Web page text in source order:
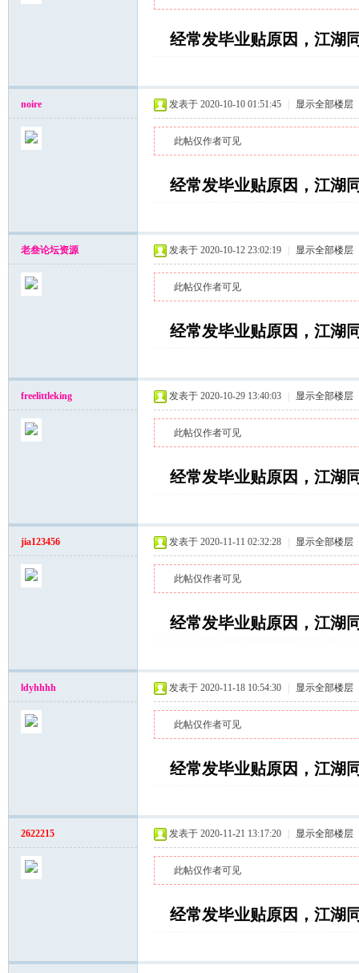
江
论
经常发毕业贴原因，江湖
noire 发表于 2020-10-10 01:51:45 显示全部楼层
此帖仅作者可见
经常发毕业贴原因，江湖
老叁论坛资源 发表于 2020-10-12 23:02:19 显示全部楼层
此帖仅作者可见
经常发毕业贴原因，江湖
freelittleking 发表于 2020-10-29 13:40:03 显示全部楼层
此帖仅作者可见
经常发毕业贴原因，江湖
jia123456 发表于 2020-11-11 02:32:28 显示全部楼层
此帖仅作者可见
经常发毕业贴原因，江湖
ldyhhhh 发表于 2020-11-18 10:54:30 显示全部楼层
此帖仅作者可见
经常发毕业贴原因，江湖
2622215 发表于 2020-11-21 13:17:20 显示全部楼层
此帖仅作者可见
经常发毕业贴原因，江湖